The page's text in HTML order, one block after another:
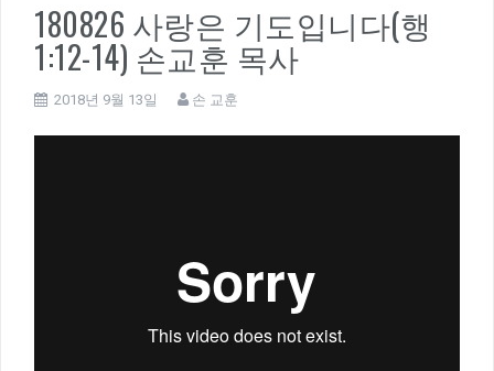
180826 사랑은 기도입니다(행
1:12-14) 손교훈 목사
2018년 9월 13일 손 교훈